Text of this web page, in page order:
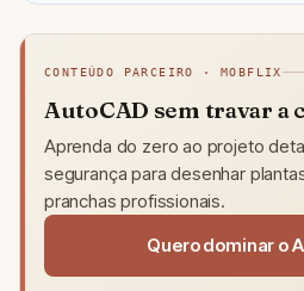
CONTEÚDO PARCEIRO · MOBFLIX
AutoCAD sem travar a
Aprenda do zero ao projeto
segurança para desenhar
pranchas profissionais.
Quero dominar o